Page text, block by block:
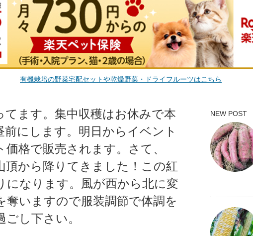
有機栽培の野菜宅配セットや乾燥野菜・ドライフルーツはこちら
てます。集中収穫はお休みで本
前にします。明日からイベント
格で販売されます。さて、
頂から降りてきました！この紅
になります。風が西から北に変
奪いますので服装調節で体調を
し下さい。
NEW POST